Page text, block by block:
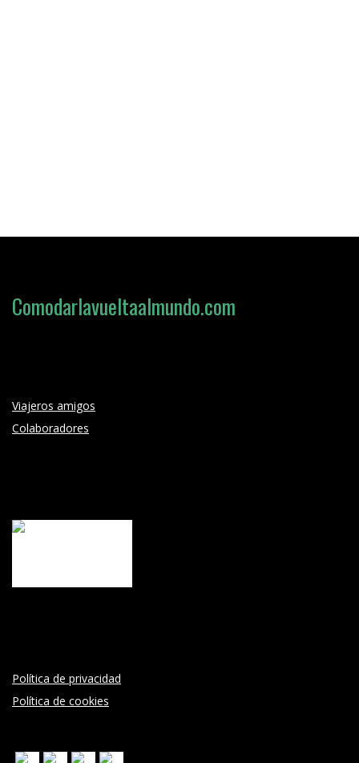
Loading search form...
Comodarlavueltaalmundo.com
Viajeros amigos
Colaboradores
Política de privacidad
Política de cookies